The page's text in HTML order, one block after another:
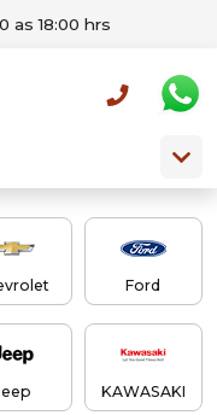
as 18:00 hrs
Ford
KAWASAKI